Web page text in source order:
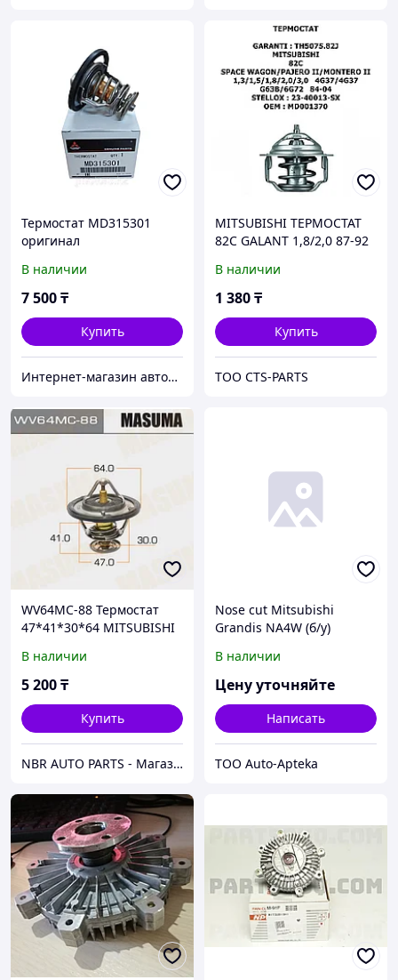
Термостат MD315301
оригинал
В наличии
7 500₸
Купить
Интернет-магазин автозапчастей Parts-shop.kz
MITSUBISHI ТЕРМОСТАТ
82C GALANT 1,8/2,0 87-92
В наличии
1 380₸
Купить
TOO CTS-PARTS
WV64MC-88 Термостат
47*41*30*64 MITSUBISHI
В наличии
5 200₸
Купить
NBR AUTO PARTS - Магазин Автозапчастей
Nose cut Mitsubishi
Grandis NA4W (б/у)
В наличии
Цену уточняйте
Написать
ТОО Auto-Apteka